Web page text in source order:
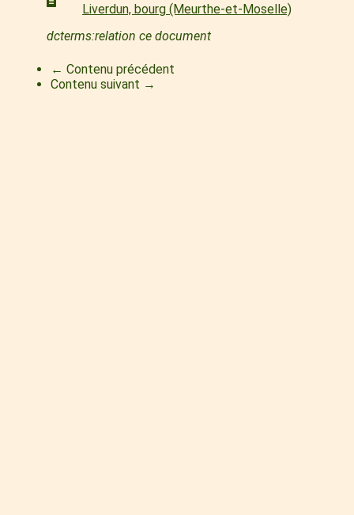
Liverdun, bourg (Meurthe-et-Moselle)
dcterms:relation ce document
← Contenu précédent
Contenu suivant →